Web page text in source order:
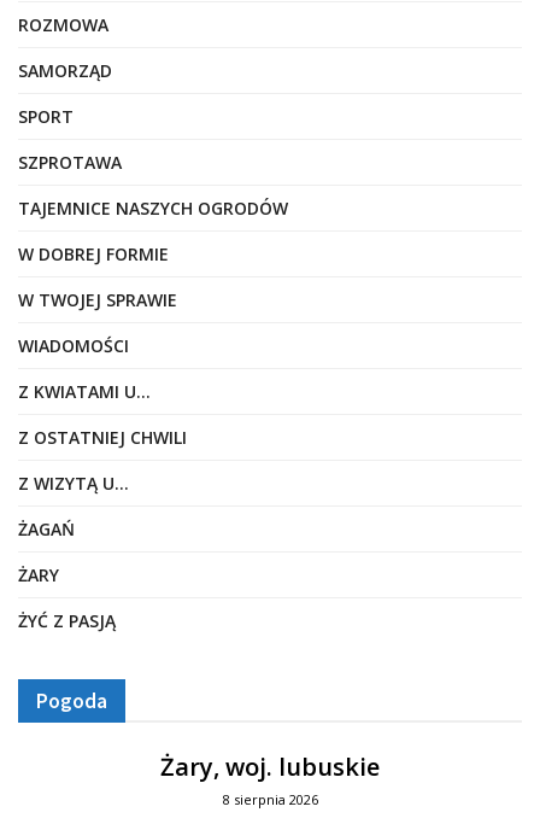
ROZMOWA
SAMORZĄD
SPORT
SZPROTAWA
TAJEMNICE NASZYCH OGRODÓW
W DOBREJ FORMIE
W TWOJEJ SPRAWIE
WIADOMOŚCI
Z KWIATAMI U…
Z OSTATNIEJ CHWILI
Z WIZYTĄ U…
ŻAGAŃ
ŻARY
ŻYĆ Z PASJĄ
Pogoda
Żary, woj. lubuskie
8 sierpnia 2026